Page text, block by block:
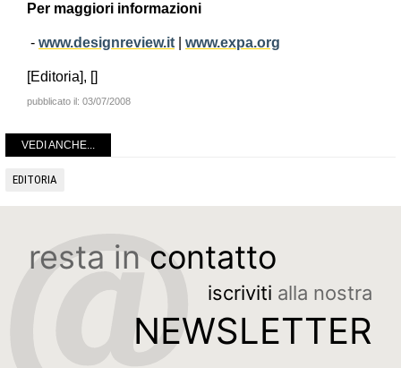
Per maggiori informazioni
- www.designreview.it www.expa.org
[Editoria], []
pubblicato il: 03/07/2008
VEDI ANCHE...
EDITORIA
resta in contatto
iscriviti alla nostra
NEWSLETTER